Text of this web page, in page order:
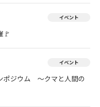
イベント
🚩
イベント
ポジウム ～クマと人間の